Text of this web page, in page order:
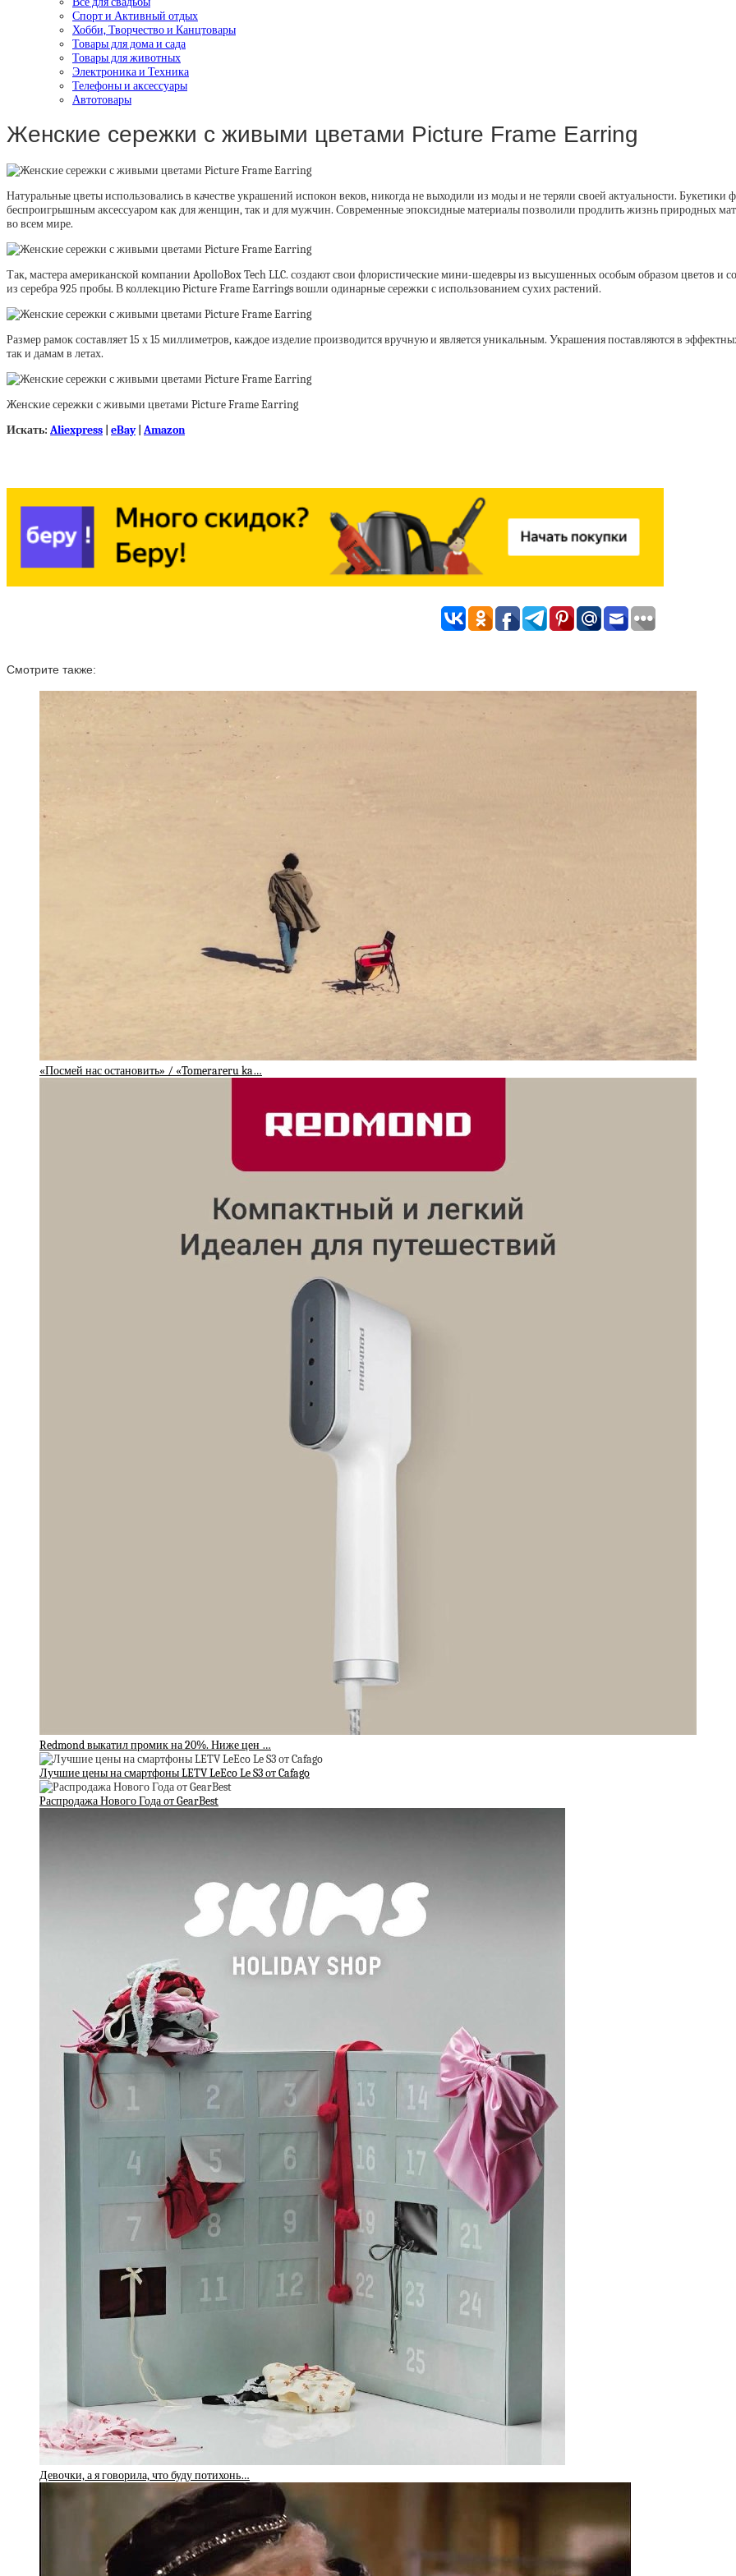
Спорт и Активный отдых
Хобби, Творчество и Канцтовары
Товары для дома и сада
Товары для животных
Электроника и Техника
Телефоны и аксессуары
Автотовары
Женские сережки с живыми цветами Picture Frame Earring
Натуральные цветы использовались в качестве украшений испокон веков, никогда не выходили из моды и не теряли своей актуальности. Букетики
беспроигрышным аксессуаром как для женщин, так и для мужчин. Современные эпоксидные материалы позволили продлить жизнь природных
во всем мире.
Так, мастера американской компании ApolloBox Tech LLC. создают свои флористические мини-шедевры из высушенных особым образом цветов
из серебра 925 пробы. В коллекцию Picture Frame Earrings вошли одинарные сережки с использованием сухих растений.
Размер рамок составляет 15 х 15 миллиметров, каждое изделие производится вручную и является уникальным. Украшения поставляются в
так и дамам в летах.
Женские сережки с живыми цветами Picture Frame Earring
Искать: Aliexpress eBay| Amazon
Смотрите также:
«Посмей нас остановить» / «Tomerareru ka…
Redmond выкатил промик на 20%. Ниже цен …
Лучшие цены на смартфоны LETV LeEco Le S3 от Cafago
Распродажа Нового Года от GearBest
Девочки, а я говорила, что буду потихонь…